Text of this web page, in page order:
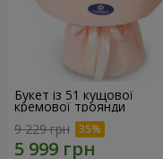
Букет із 51 кущової
кремової троянди
9 229 грн